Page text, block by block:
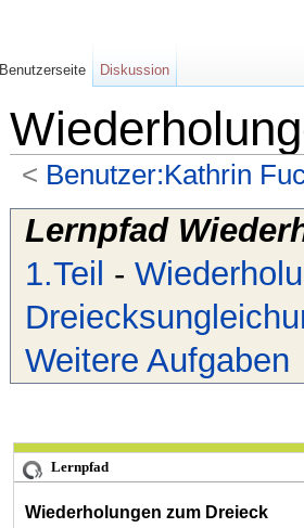
< Benutzer:Kathrin
Lernpfad
1.Teil -
Weitere Aufgaben
Lernpfad
Wiederholungen zum Dreieck
Benutzerseite Diskussion